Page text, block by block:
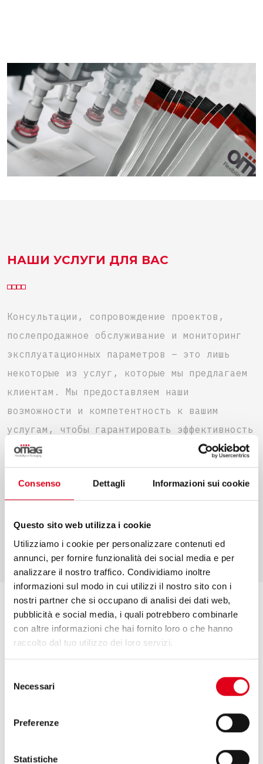
Consenso Dettagli Informazioni sui cookie
Questo sito web utilizza i cookie
Utilizziamo i cookie per personalizzare contenuti ed
annunci, per fornire funzionalità dei social media e per
analizzare il nostro traffico. Condividiamo inoltre
informazioni sul modo in cui utilizzi il nostro sito con i
nostri partner che si occupano di analisi dei dati web,
pubblicità e social media, i quali potrebbero combinarle
con altre informazioni che hai fornito loro o che hanno
raccolto dal tuo utilizzo dei loro servizi.
delNecessari
Preferenze
Statistiche
НАШИ УСЛУГИ ДЛЯ ВАС
Консультации, сопровождение проектов,
послепродажное обслуживание и мониторинг
эксплуатационных параметров – это лишь
некоторые из услуг, которые мы предлагаем
клиентам. Мы предоставляем наши
возможности и компетентность к вашим
услугам, чтобы гарантировать эффективность
процесса на каждом этапе.
КОМПАКТНЫЙ ДИЗАЙН
компонентов,